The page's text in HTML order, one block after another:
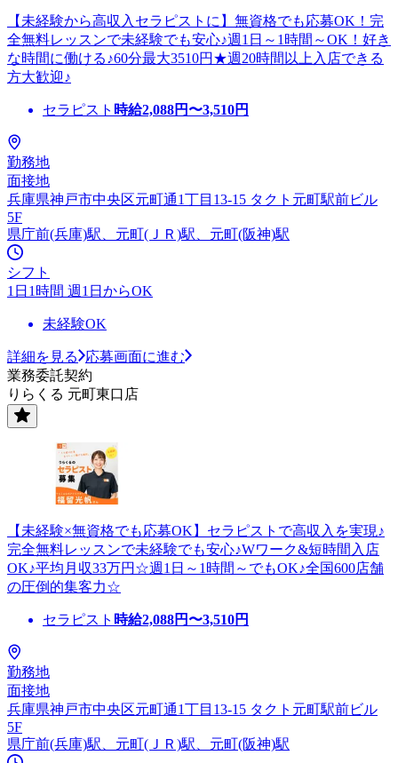
【未経験から高収入セラピストに】無資格でも応募OK！完
全無料レッスンで未経験でも安心♪週1日～1時間～OK！好き
な時間に働ける♪60分最大3510円★週20時間以上入店できる
方大歓迎♪
セラピスト 時給2,088円〜3,510円
勤務地
面接地
兵庫県神戸市中央区元町通1丁目13-15 タクト元町駅前ビル
5F
県庁前(兵庫)駅、元町(ＪＲ)駅、元町(阪神)駅
シフト
1日1時間 週1日からOK
未経験OK
詳細を見る
応募画面に進む
業務委託契約
りらくる 元町東口店
【未経験×無資格でも応募OK】セラピストで高収入を実現♪
完全無料レッスンで未経験でも安心♪Wワーク&短時間入店
OK♪平均月収33万円☆週1日～1時間～でもOK♪全国600店舗
の圧倒的集客力☆
セラピスト 時給2,088円〜3,510円
勤務地
面接地
兵庫県神戸市中央区元町通1丁目13-15 タクト元町駅前ビル
5F
県庁前(兵庫)駅、元町(ＪＲ)駅、元町(阪神)駅